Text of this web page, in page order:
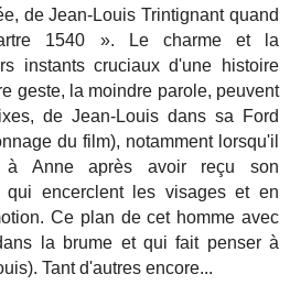
de Jean-Louis Trintignant quand
1540 ». Le charme et la
instants cruciaux d'une histoire
geste, la moindre parole, peuvent
de Jean-Louis dans sa Ford
du film), notamment lorsqu'il
Anne après avoir reçu son
qui encerclent les visages et en
Ce plan de cet homme avec
la brume et qui fait penser à
Tant d'autres encore...